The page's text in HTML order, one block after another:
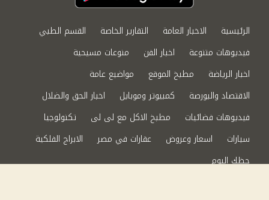
الرئيسية الاخبار العامة التقارير الخاصة
القسم الطبي
فيديوهات متنوعة
اخبار الفن
منوعات مسيحية
اخبار الرياضة
مطبخ الموقع
مواضيع عامة
الاقتصاد والبورصة
كمبيوتر وموبايل
اخبار الحق والضلال
فيديوهات فضائيات
مطبخ الاكل مع لى لى
تكنولوجيا
سيارات
اسعار وعروض عقارات في مصر
الابراج الفلكية
حظك اليوم